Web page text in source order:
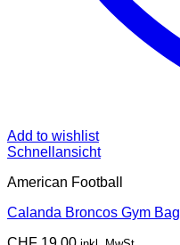
Add to wishlist
Schnellansicht
American Football
Calanda Broncos Gym Bag